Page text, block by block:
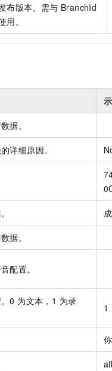
布版本。需与 BranchId
用。
据。
详细原因。
据。
配置。
0 为文本，1 为录
1